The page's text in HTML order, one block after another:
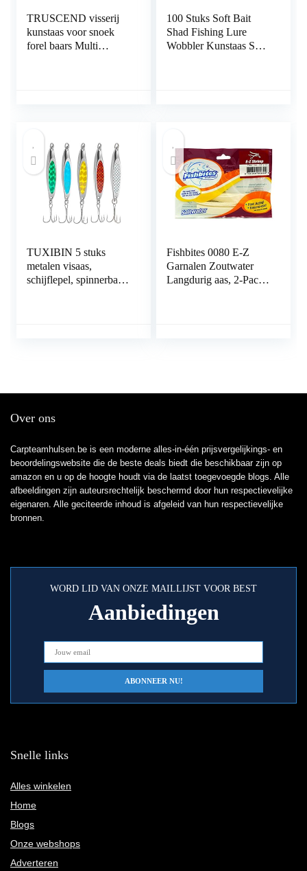
TRUSCEND visserij
kunstaas voor snoek
forel baars Multi
levensechte
visserijgiften voor
mannen
100 Stuks Soft Bait
Shad Fishing Lure
Wobbler Kunstaas Set
TUXIBIN 5 stuks
metalen visaas,
schijflepel, spinnerbaits
Fishbites 0080 E-Z
Garnalen Zoutwater
Langdurig aas, 2-Pack,
Over ons
Carpteamhulsen.be is een moderne alles-in-één prijsvergelijkings- en
beoordelingswebsite die de beste deals biedt die beschikbaar zijn op
amazon en u op de hoogte houdt via de laatst toegevoegde blogs. Alle
afbeeldingen zijn auteursrechtelijk beschermd door hun respectievelijke
eigenaren. Alle geciteerde inhoud is afgeleid van hun respectievelijke
bronnen.
WORD LID VAN ONZE MAILLIJST VOOR BEST
Aanbiedingen
Snelle links
Alles winkelen
Home
Blogs
Onze webshops
Adverteren